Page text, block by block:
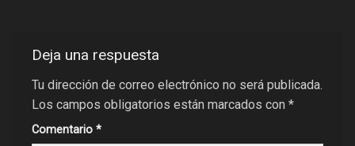
Deja una respuesta
Tu dirección de correo electrónico no será publicada.
Los campos obligatorios están marcados con *
Comentario *